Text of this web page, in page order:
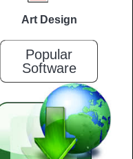
Art Design
Popular
Software